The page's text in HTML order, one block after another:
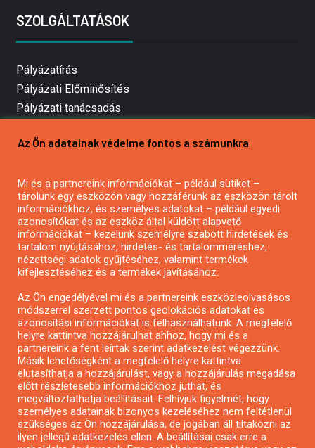
SZOLGÁLTATÁSOK
Pályázatírás
Pályázati Előminősítés
Pályázati tanácsadás
Mezőgazdasági pályázatírás
Pályázatírás civil szervezeteknek
Pályázatírás önkormányzatoknak
Pályázatfigyelés
Specifikus pályázatfigyelés vagy hírlevél
Pályázatok magánszemélyeknek
Pályázatok civil szervezeteknek
Pályázatok vállalkozásoknak
Önkormányzati pályázatok
Mezőgazdasági pályázatok
Falusi turizmus pályázatok
Az Ön adatainak védelme fontos a számunkra
Mi és a partnereink információkat – például sütiket –
tárolunk egy eszközön vagy hozzáférünk az eszközön tárolt
információkhoz, és személyes adatokat – például egyedi
azonosítókat és az eszköz által küldött alapvető
információkat – kezelünk személyre szabott hirdetések és
tartalom nyújtásához, hirdetés- és tartalomméréshez,
nézettségi adatok gyűjtéséhez, valamint termékek
kifejlesztéséhez és a termékek javításához.
Az Ön engedélyével mi és a partnereink eszközleolvasásos
módszerrel szerzett pontos geolokációs adatokat és
azonosítási információkat is felhasználhatunk. A megfelelő
helyre kattintva hozzájárulhat ahhoz, hogy mi és a
partnereink a fent leírtak szerint adatkezelést végezzünk.
Másik lehetőségként a megfelelő helyre kattintva
elutasíthatja a hozzájárulást, vagy a hozzájárulás megadása
előtt részletesebb információkhoz juthat, és
megváltoztathatja beállításait. Felhívjuk figyelmét, hogy
személyes adatainak bizonyos kezeléséhez nem feltétlenül
szükséges az Ön hozzájárulása, de jogában áll tiltakozni az
ilyen jellegű adatkezelés ellen. A beállításai csak erre a